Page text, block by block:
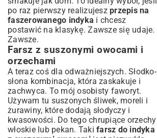
po raz pierwszy realizujesz przepis na
faszerowanego indyka i chcesz
postawić na klasykę. Zawsze się udaje.
Zawsze.
Farsz z suszonymi owocami i
orzechami
A teraz coś dla odważniejszych. Słodko-
słona kombinacja, która zaskakuje i
zachwyca. To mój osobisty faworyt.
Używam tu suszonych śliwek, moreli i
żurawiny, które dodają słodyczy i
kwasowości. Do tego chrupiące orzechy
włoskie lub pekan. Taki farsz do indyka